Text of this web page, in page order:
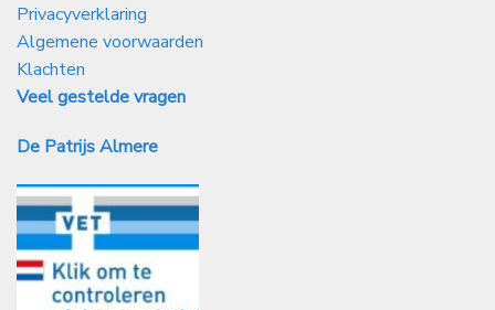
Privacyverklaring
Algemene voorwaarden
Klachten
Veel gestelde vragen
De Patrijs Almere